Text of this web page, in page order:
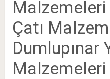
Malzemeleri
Çatı
Dumlupınar
Malzemeleri